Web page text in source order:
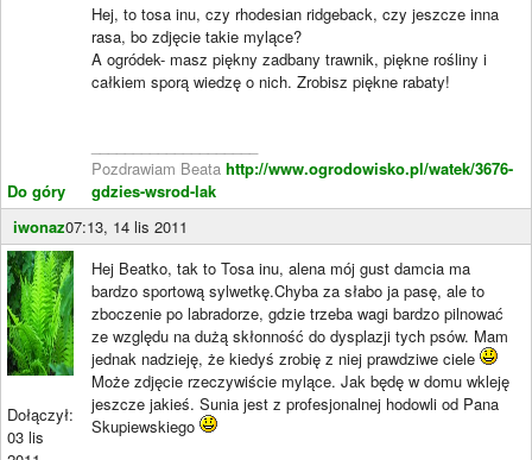
Do góry
Hej, to tosa inu, czy rhodesian ridgeback, czy jeszcze inna
rasa, bo zdjęcie takie mylące?
A ogródek- masz piękny zadbany trawnik, piękne rośliny i
całkiem sporą wiedzę o nich. Zrobisz piękne rabaty!
Pozdrawiam Beata http://www.ogrodowisko.pl/watek/3676-
gdzies-wsrod-lak
iwonaz07:13, 14 lis 2011
Dołączył:
03 lis
Hej Beatko, tak to Tosa inu, alena mój gust damcia ma
bardzo sportową sylwetkę.Chyba za słabo ja pasę, ale to
zboczenie po labradorze, gdzie trzeba wagi bardzo pilnować
ze względu na dużą skłonność do dysplazji tych psów. Mam
jednak nadzieję, że kiedyś zrobię z niej prawdziwe ciele
Może zdjęcie rzeczywiście mylące. Jak będę w domu wkleję
jeszcze jakieś. Sunia jest z profesjonalnej hodowli od Pana
Skupiewskiego